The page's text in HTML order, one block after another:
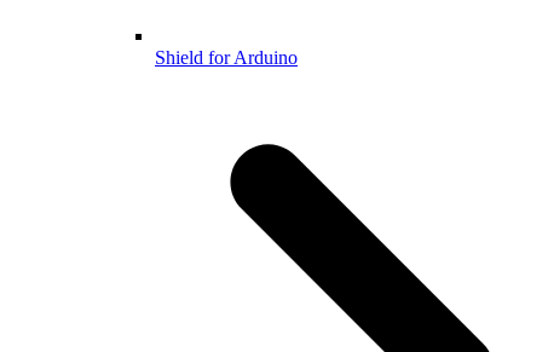
Shield for Arduino